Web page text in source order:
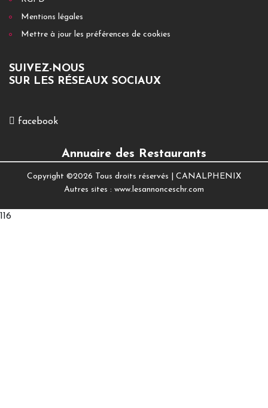
Mentions légales
Mettre à jour les préférences de cookies
SUIVEZ-NOUS
SUR LES RÉSEAUX SOCIAUX
facebook
Annuaire des Restaurants
Copyright ©2026 Tous droits réservés | CANALPHENIX
Autres sites : www.lesannonceschr.com
116